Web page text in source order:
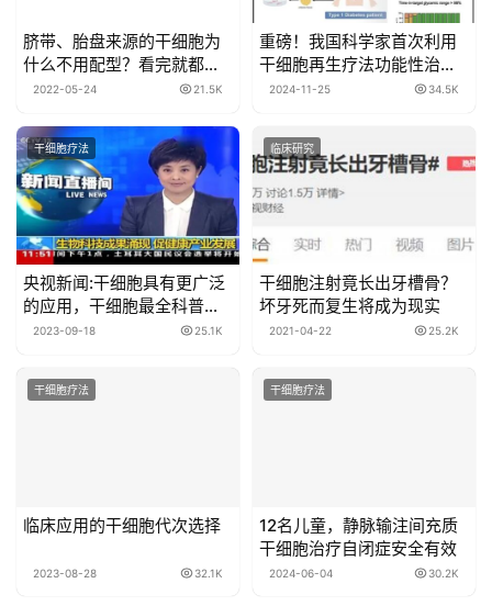
脐带、胎盘来源的干细胞为
什么不用配型？看完就都明
白了
2022-05-24 21.5K
重磅！​我国科学家首次利用
干细胞再生疗法功能性治愈1
型糖尿病
2024-11-25 34.5K
干细胞疗法
央视新闻:干细胞具有更广泛
的应用，干细胞最全科普，
建议收藏
2023-09-18 25.1K
临床研究
干细胞注射竟长出牙槽骨？
坏牙死而复生将成为现实
2021-04-22 25.2K
干细胞疗法
临床应用的干细胞代次选择
2023-08-28 32.1K
干细胞疗法
12名儿童，静脉输注间充质
干细胞治疗自闭症安全有效
2024-06-04 30.2K